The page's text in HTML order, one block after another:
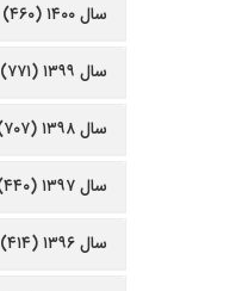
سال ۱۴۰۰ (۴۶۰)
سال ۱۳۹۹ (۷۷۱)
سال ۱۳۹۸ (۷۰۷)
سال ۱۳۹۷ (۴۴۰)
سال ۱۳۹۶ (۴۱۴)